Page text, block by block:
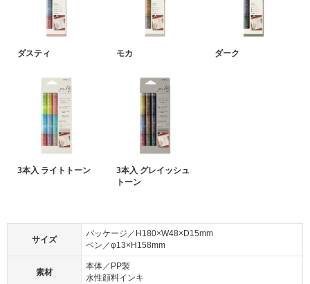
ダスティ モカ ダーク
3本入 ライトトーン
3本入 グレイッシュ
トーン
サイズ
パッケージ／H180×W48×D15mm
ペン／φ13×H158mm
素材
本体／PP製
水性顔料インキ